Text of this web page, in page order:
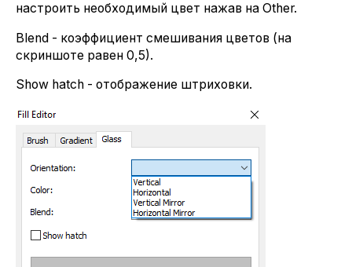
настроить необходимый цвет нажав на Other.
Blend - коэффициент смешивания цветов (на
скриншоте равен 0,5).
Show hatch - отображение штриховки.